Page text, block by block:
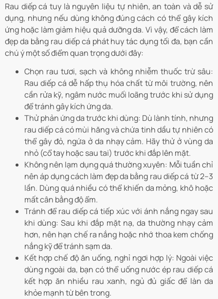
Rau diếp cá tuy là nguyên liệu tự nhiên, an toàn và dễ sử
dụng, nhưng nếu dùng không đúng cách có thể gây kích
ứng hoặc làm giảm hiệu quả dưỡng da. Vì vậy, để cách làm
đẹp da bằng rau diếp cá phát huy tác dụng tối đa, bạn cần
chú ý một số điểm quan trọng dưới đây:
Chọn rau tươi, sạch và không nhiễm thuốc trừ sâu:
Rau diếp cá dễ hấp thụ hóa chất từ môi trường, nên
cần rửa kỹ, ngâm nước muối loãng trước khi sử dụng
để tránh gây kích ứng da.
Thử phản ứng da trước khi dùng: Dù lành tính, nhưng
rau diếp cá có mùi hăng và chứa tinh dầu tự nhiên có
thể gây đỏ, ngứa ở da nhạy cảm. Hãy thử ở vùng da
nhỏ (cổ tay hoặc sau tai) trước khi đắp lên mặt.
Không nên lạm dụng quá thường xuyên: Mỗi tuần chỉ
nên áp dụng cách làm đẹp da bằng rau diếp cá từ 2–3
lần. Dùng quá nhiều có thể khiến da mỏng, khô hoặc
mất cân bằng độ ẩm.
Tránh để rau diếp cá tiếp xúc với ánh nắng ngay sau
khi dùng: Sau khi đắp mặt nạ, da thường nhạy cảm
hơn, nên hạn chế ra nắng hoặc nhớ thoa kem chống
nắng kỹ để tránh sạm da.
Kết hợp chế độ ăn uống, nghỉ ngơi hợp lý: Ngoài việc
dùng ngoài da, bạn có thể uống nước ép rau diếp cá
kết hợp ăn nhiều rau xanh, ngủ đủ giấc để làn da
khỏe mạnh từ bên trong.